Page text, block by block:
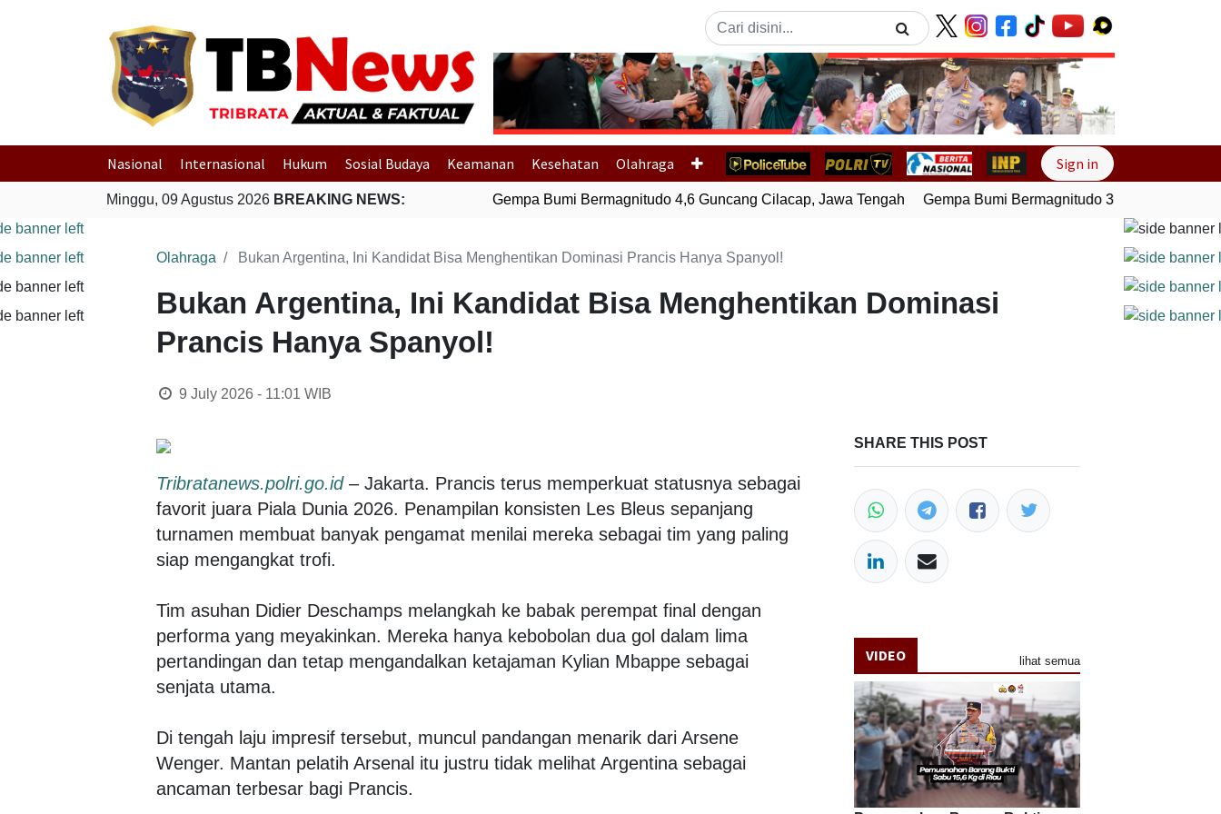
Previous Next
Nasional Internasional Hukum Sosial Budaya Keamanan Kesehatan Olahraga Sign in
Minggu, 09 Agustus 2026 BREAKING NEWS: Gempa Bumi Bermagnitudo 4,6 Guncang Cilacap, Jawa Tengah Gempa Bumi Bermagnitudo 3,0 Guncang
Olahraga Bukan Argentina, Ini Kandidat Bisa Menghentikan Dominasi Prancis Hanya Spanyol!
Bukan Argentina, Ini Kandidat Bisa Menghentikan Dominasi
Prancis Hanya Spanyol!
9 July 2026 - 11:01 WIB
Tribratanews.polri.go.id– Jakarta. Prancis terus memperkuat statusnya sebagai
favorit juara Piala Dunia 2026. Penampilan konsisten Les Bleus sepanjang
turnamen membuat banyak pengamat menilai mereka sebagai tim yang paling
siap mengangkat trofi.
Tim asuhan Didier Deschamps melangkah ke babak perempat final dengan
performa yang meyakinkan. Mereka hanya kebobolan dua gol dalam lima
pertandingan dan tetap mengandalkan ketajaman Kylian Mbappe sebagai
senjata utama.
Di tengah laju impresif tersebut, muncul pandangan menarik dari Arsene
Wenger. Mantan pelatih Arsenal itu justru tidak melihat Argentina sebagai
ancaman terbesar bagi Prancis.
SHARE THIS POST
VIDEO lihat semua